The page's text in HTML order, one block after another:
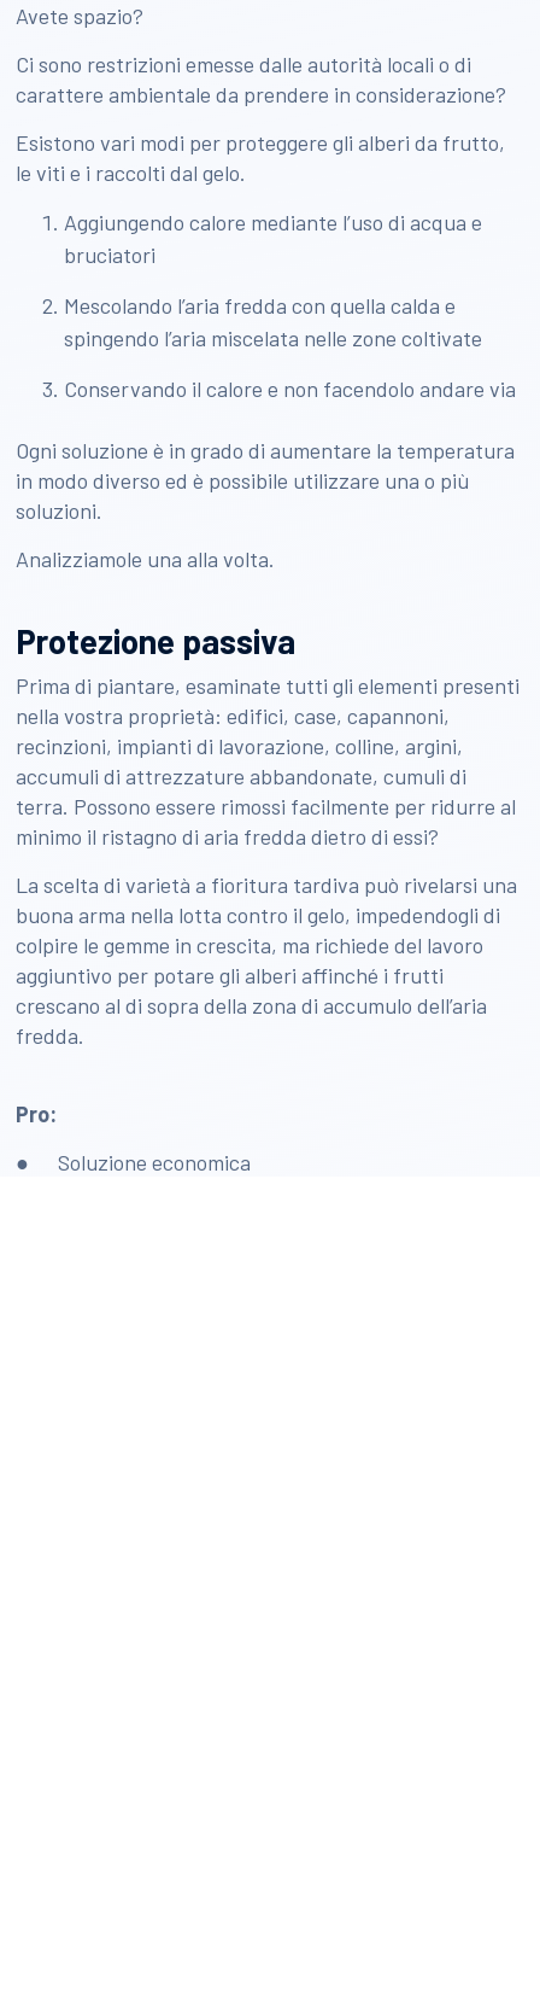
Avete spazio?
Ci sono restrizioni emesse dalle autorità locali o di
carattere ambientale da prendere in considerazione?
Esistono vari modi per proteggere gli alberi da frutto,
le viti e i raccolti dal gelo.
Aggiungendo calore mediante l’uso di acqua e
bruciatori
Mescolando l’aria fredda con quella calda e
spingendo l’aria miscelata nelle zone coltivate
Conservando il calore e non facendolo andare via
Ogni soluzione è in grado di aumentare la temperatura
in modo diverso ed è possibile utilizzare una o più
soluzioni.
Analizziamole una alla volta.
Protezione passiva
Prima di piantare, esaminate tutti gli elementi presenti
nella vostra proprietà: edifici, case, capannoni,
recinzioni, impianti di lavorazione, colline, argini,
accumuli di attrezzature abbandonate, cumuli di
terra. Possono essere rimossi facilmente per ridurre al
minimo il ristagno di aria fredda dietro di essi?
La scelta di varietà a fioritura tardiva può rivelarsi una
buona arma nella lotta contro il gelo, impedendogli di
colpire le gemme in crescita, ma richiede del lavoro
aggiuntivo per potare gli alberi affinché i frutti
crescano al di sopra della zona di accumulo dell’aria
fredda.
Pro:
● Soluzione economica